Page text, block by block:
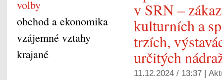
v SRN –
kulturních a
trzích,
určitých
11.12.2024 / 13:37 |
volby
obchod a ekonomika
vzájemné vztahy
krajané